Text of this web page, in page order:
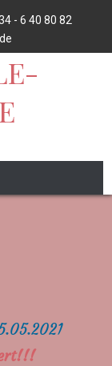
- 6 40 80 82